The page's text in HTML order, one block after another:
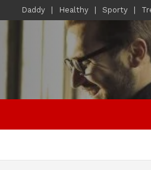
Daddy Healthy Sporty